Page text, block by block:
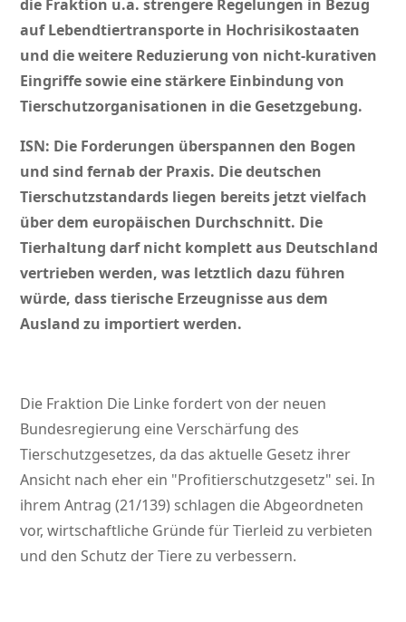
die Fraktion u.a. strengere Regelungen in Bezug
auf Lebendtiertransporte in Hochrisikostaaten
und die weitere Reduzierung von nicht-kurativen
Eingriffe sowie eine stärkere Einbindung von
Tierschutzorganisationen in die Gesetzgebung.
ISN: Die Forderungen überspannen den Bogen
und sind fernab der Praxis. Die deutschen
Tierschutzstandards liegen bereits jetzt vielfach
über dem europäischen Durchschnitt. Die
Tierhaltung darf nicht komplett aus Deutschland
vertrieben werden, was letztlich dazu führen
würde, dass tierische Erzeugnisse aus dem
Ausland zu importiert werden.
Die Fraktion Die Linke fordert von der neuen
Bundesregierung eine Verschärfung des
Tierschutzgesetzes, da das aktuelle Gesetz ihrer
Ansicht nach eher ein Profitierschutzgesetz sei. In
ihrem Antrag (21/139) schlagen die Abgeordneten
vor, wirtschaftliche Gründe für Tierleid zu verbieten
und den Schutz der Tiere zu verbessern.